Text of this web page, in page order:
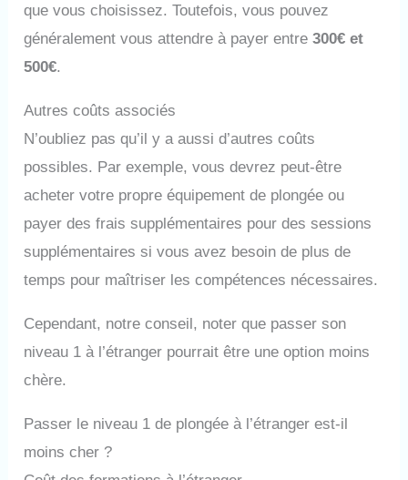
que vous choisissez. Toutefois, vous pouvez
généralement vous attendre à payer entre300€ et
500€.
Autres coûts associés
N’oubliez pas qu’il y a aussi d’autres coûts
possibles. Par exemple, vous devrez peut-être
acheter votre propre équipement de plongée ou
payer des frais supplémentaires pour des sessions
supplémentaires si vous avez besoin de plus de
temps pour maîtriser les compétences nécessaires.
Cependant, notre conseil, noter que passer son
niveau 1 à l’étranger pourrait être une option moins
chère.
Passer le niveau 1 de plongée à l’étranger est-il
moins cher ?